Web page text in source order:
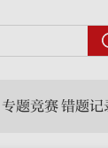
专题竞赛错题记